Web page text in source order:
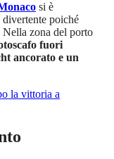
si è
poiché
Nella zona del porto
fuori
ancorato e un
la vittoria a